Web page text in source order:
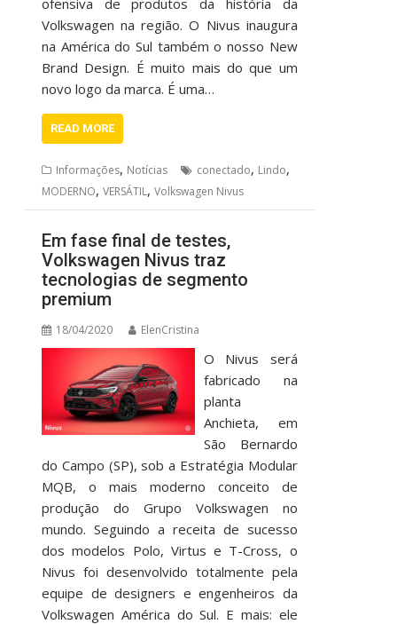
ofensiva de produtos da história da
Volkswagen na região. O Nivus inaugura
na América do Sul também o nosso New
Brand Design. É muito mais do que um
novo logo da marca. É uma…
READ MORE
Informações, Notícias conectado, Lindo,
MODERNO, VERSÁTIL, Volkswagen Nivus
Em fase final de testes,
Volkswagen Nivus traz
tecnologias de segmento
premium
18/04/2020 ElenCristina
O Nivus será
fabricado na
planta
Anchieta, em
São Bernardo
do Campo (SP), sob a Estratégia Modular
MQB, o mais moderno conceito de
produção do Grupo Volkswagen no
mundo. Seguindo a receita de sucesso
dos modelos Polo, Virtus e T-Cross, o
Nivus foi desenvolvido totalmente pela
equipe de designers e engenheiros da
Volkswagen América do Sul. E mais: ele